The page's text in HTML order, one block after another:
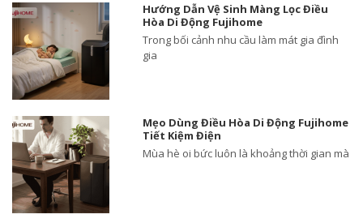
Hướng Dẫn Vệ Sinh Màng Lọc Điều
Hòa Di Động Fujihome
Trong bối cảnh nhu cầu làm mát gia đình
gia
Mẹo Dùng Điều Hòa Di Động Fujihome
Tiết Kiệm Điện
Mùa hè oi bức luôn là khoảng thời gian mà